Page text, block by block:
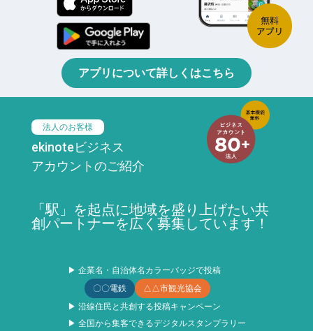
アプリについて詳しくはこちら
法人のお客様
ekinoteビジネス
アカウントのご紹介
「駅」を起点に地域を盛り上げたい共
創パートナーを広く募集しています！
▶ 企業名・自治体名カラーバッジで投稿
〇〇電鉄
△△市観光協会
▶ 沿線住民と共創する投稿キャンペーン
▶ 全国から集客できるデジタルスタンプラリー